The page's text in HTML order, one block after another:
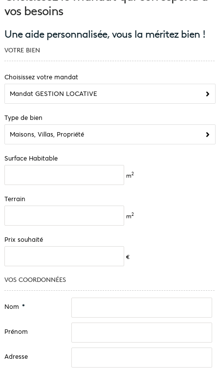
vos besoins
Une aide personnalisée, vous la méritez bien !
VOTRE BIEN
Choisissez votre mandat
Mandat GESTION LOCATIVE
Type de bien
Maisons, Villas, Propriété
Surface Habitable
m2
Terrain
m2
Prix souhaité
€
VOS COORDONNÉES
Nom *
Prénom
Adresse